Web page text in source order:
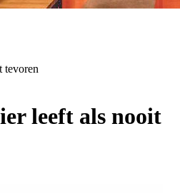
tevoren
leeft als nooit